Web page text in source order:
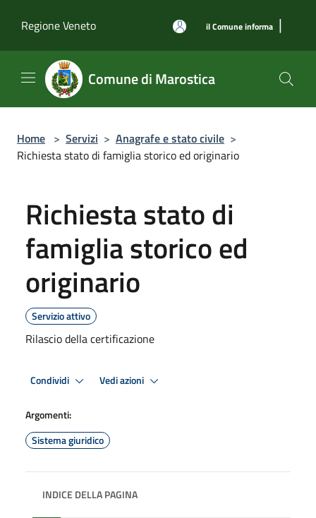
Regione Veneto
il Comune informa |
Comune di Marostica
Home > Servizi > Anagrafe e stato civile >
Richiesta stato di famiglia storico ed originario
Richiesta stato di
famiglia storico ed
originario
Servizio attivo
Rilascio della certificazione
Condividi Vedi azioni
Argomenti:
Sistema giuridico
INDICE DELLA PAGINA